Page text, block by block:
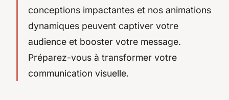
conceptions impactantes et nos animations
dynamiques peuvent captiver votre
audience et booster votre message.
Préparez-vous à transformer votre
communication visuelle.